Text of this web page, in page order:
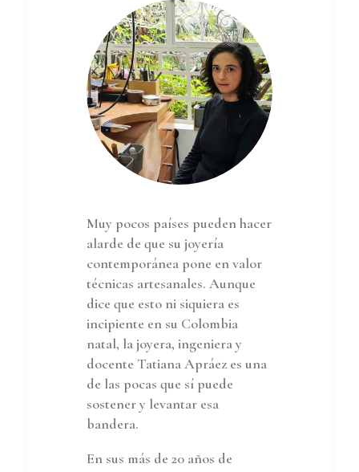
Muy pocos países pueden hacer
alarde de que su joyería
contemporánea pone en valor
técnicas artesanales. Aunque
dice que esto ni siquiera es
incipiente en su Colombia
natal, la joyera, ingeniera y
docente Tatiana Apráez es una
de las pocas que sí puede
sostener y levantar esa
bandera.
En sus más de 20 años de